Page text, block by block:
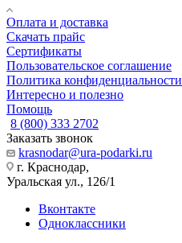
Оплата и доставка
Скачать прайс
Сертификаты
Пользовательское соглашение
Политика конфиденциальности
Интересно и полезно
Помощь
8 (800) 333 2702
Заказать звонок
krasnodar@ura-podarki.ru
г. Краснодар,
Уральская ул., 126/1
Вконтакте
Одноклассники